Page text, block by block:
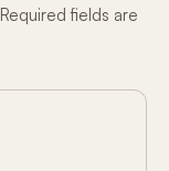
Required fields are